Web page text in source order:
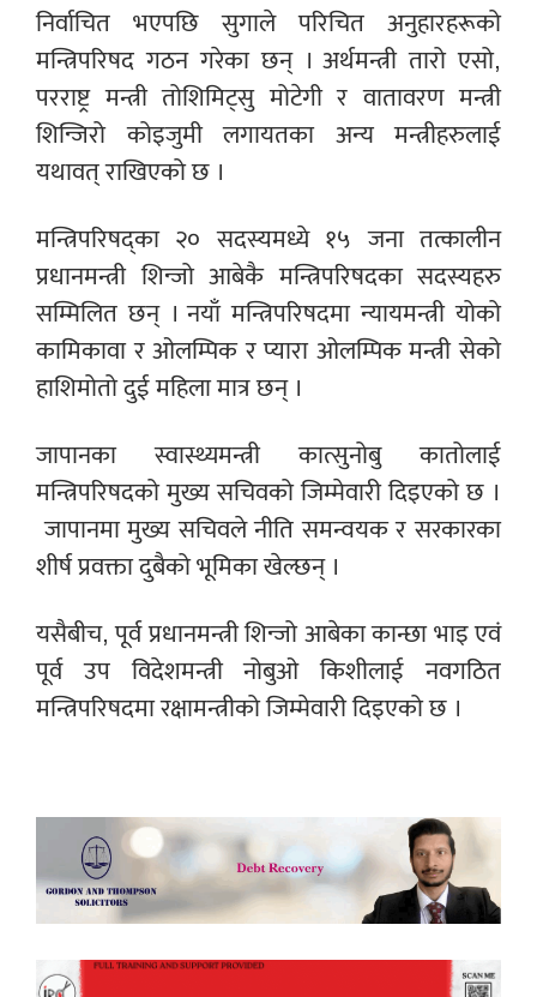
निर्वाचित भएपछि सुगाले परिचित अनुहारहरूको
मन्त्रिपरिषद गठन गरेका छन् । अर्थमन्त्री तारो एसो,
परराष्ट्र मन्त्री तोशिमिट्सु मोटेगी र वातावरण मन्त्री
शिन्जिरो कोइजुमी लगायतका अन्य मन्त्रीहरुलाई
यथावत् राखिएको छ ।
मन्त्रिपरिषद्का २० सदस्यमध्ये १५ जना तत्कालीन
प्रधानमन्त्री शिन्जो आबेकै मन्त्रिपरिषदका सदस्यहरु
सम्मिलित छन् । नयाँ मन्त्रिपरिषदमा न्यायमन्त्री योको
कामिकावा र ओलम्पिक र प्यारा ओलम्पिक मन्त्री सेको
हाशिमोतो दुई महिला मात्र छन् ।
जापानका स्वास्थ्यमन्त्री कात्सुनोबु कातोलाई
मन्त्रिपरिषदको मुख्य सचिवको जिम्मेवारी दिइएको छ ।
जापानमा मुख्य सचिवले नीति समन्वयक र सरकारका
शीर्ष प्रवक्ता दुबैको भूमिका खेल्छन् ।
यसैबीच, पूर्व प्रधानमन्त्री शिन्जो आबेका कान्छा भाइ एवं
पूर्व उप विदेशमन्त्री नोबुओ किशीलाई नवगठित
मन्त्रिपरिषदमा रक्षामन्त्रीको जिम्मेवारी दिइएको छ ।